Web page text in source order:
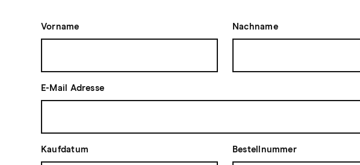
Vorname Nachname
E-Mail Adresse
Kaufdatum Bestellnummer